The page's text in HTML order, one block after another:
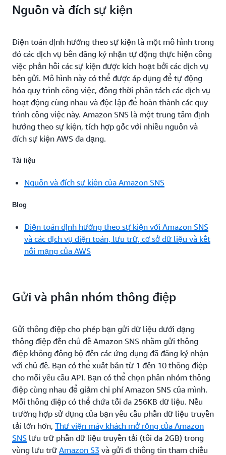
Nguồn và đích sự kiện
Điện toán định hướng theo sự kiện là một mô hình trong
đó các dịch vụ bên đăng ký nhận tự động thực hiện công
việc phản hồi các sự kiện được kích hoạt bởi các dịch vụ
bên gửi. Mô hình này có thể được áp dụng để tự động
hóa quy trình công việc, đồng thời phân tách các dịch vụ
hoạt động cùng nhau và độc lập để hoàn thành các quy
trình công việc này. Amazon SNS là một trung tâm định
hướng theo sự kiện, tích hợp gốc với nhiều nguồn và
đích sự kiện AWS đa dạng.
Tài liệu
Nguồn và đích sự kiện của Amazon SNS
Blog
Điện toán định hướng theo sự kiện với Amazon SNS
và các dịch vụ điện toán, lưu trữ, cơ sở dữ liệu và kết
nối mạng của AWS
Gửi và phân nhóm thông điệp
Gửi thông điệp cho phép bạn gửi dữ liệu dưới dạng
thông điệp đến chủ đề Amazon SNS nhằm gửi thông
điệp không đồng bộ đến các ứng dụng đã đăng ký nhận
với chủ đề. Bạn có thể xuất bản từ 1 đến 10 thông điệp
cho mỗi yêu cầu API. Bạn có thể chọn phân nhóm thông
điệp cùng nhau để giảm chi phí Amazon SNS của mình.
Mỗi thông điệp có thể chứa tối đa 256KB dữ liệu. Nếu
trường hợp sử dụng của bạn yêu cầu phần dữ liệu truyền
tải lớn hơn, Thư viện máy khách mở rộng của Amazon
SNS lưu trữ phần dữ liệu truyền tải (tối đa 2GB) trong
vùng lưu trữ Amazon S3 và gửi đi thông tin tham chiếu